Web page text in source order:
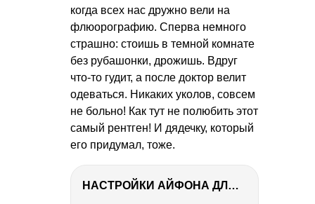
когда всех нас дружно вели на
флюорографию. Сперва немного
страшно: стоишь в темной комнате
без рубашонки, дрожишь. Вдруг
что-то гудит, а после доктор велит
одеваться. Никаких уколов, совсем
не больно! Как тут не полюбить этот
самый рентген! И дядечку, который
его придумал, тоже.
НАСТРОЙКИ АЙФОНА ДЛЯ ФОТО И ВИДЕО